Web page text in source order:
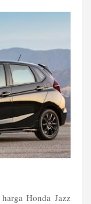
Honda Jazz